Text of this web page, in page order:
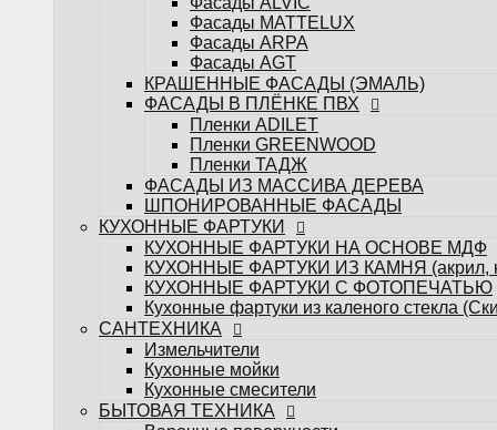
КУХОННЫЕ ФАРТУКИ ИЗ КАМНЯ (акрил,
КУХОННЫЕ ФАРТУКИ С ФОТОПЕЧАТЬЮ
Кухонные фартуки из каленого стекла
САНТЕХНИКА
Измельчители
Кухонные мойки
Кухонные смесители
БЫТОВАЯ ТЕХНИКА
Варочные поверхности
Вытяжки
Духовые шкафы
Посудомоечные машины
Стиральные машины
Холодильники и морозильные камеры
Шкафы винные
Микроволновые печи
Телевизоры
СИСТЕМЫ ВЁДЕР
РЕЙЛИНГОВЫЕ СИСТЕМЫ
МЕБЕЛЬНЫЕ РУЧКИ
ПРОФИЛЬ - РУЧКИ
Фасады MATTELUX
Фасады ARPA
Фасады AGT
КРАШЕННЫЕ ФАСАДЫ (ЭМАЛЬ)
ФАСАДЫ В ПЛЁНКЕ ПВХ
Пленки ADILET
Пленки GREENWOOD
Пленки ТАДЖ
ФАСАДЫ ИЗ МАССИВА ДЕРЕВА
ШПОНИРОВАННЫЕ ФАСАДЫ
КУХОННЫЕ ФАРТУКИ
КУХОННЫЕ ФАРТУКИ НА ОСНОВЕ МДФ
КУХОННЫЕ ФАРТУКИ ИЗ КАМНЯ (акрил,
КУХОННЫЕ ФАРТУКИ С ФОТОПЕЧАТЬЮ
Кухонные фартуки из каленого стекла
САНТЕХНИКА
Измельчители
Кухонные мойки
Кухонные смесители
БЫТОВАЯ ТЕХНИКА